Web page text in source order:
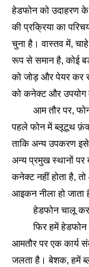
हेडफोन को उदाहरण
की प्रक्रिया का
चुना है। वास्तव में,
रूप से समान है, कोई
को जोड़ और पेयर कर
को कनेक्ट और
आम तौर पर, फोन
पहले फोन में ब्लूटूथ
ताकि अन्य उपकरण
अन्य प्रमुख स्थानों
कनेक्ट नहीं होता है,
आइकन नीला हो जाता
हेडफोन चालू करने
फिर हमें हेडफोन
आमतौर पर एक कार्य
जलता है। बेशक, हमें